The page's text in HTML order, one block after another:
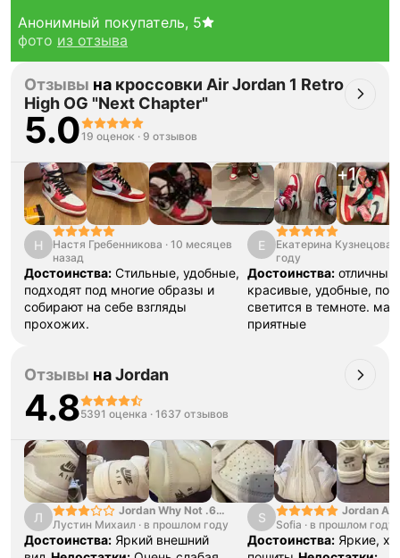
Тройная гарантия
оригинальности
Товар сертифицирован и опломбирован.
Проверяем на оригинальность
по 16 параметрам.
Если придёт подделка — вернём деньги
в трёхкратном размере.
Как мы провеяем товары
Анонимный покупатель, 5
фото из отзыва
Отзывы на кроссовки Air Jordan 1 Retro
High OG "Next Chapter"
5.019 оценок · 9 отзывов
+1
Н Настя Гребенникова · 10 месяцев
назад
Достоинства: Стильные, удобные,
подходят под многие образы и
собирают на себе взгляды
прохожих.
Е Екатерина Кузнецова
году
Достоинства:
красивые, удобные,
светится в темноте.
приятные
Отзывы наJordan
4.85391 оценка · 1637 отзывов
Л
Jordan Why Not .6
"Bright Crimson" PF
Лустин Михаил · в прошлом году
Достоинства: Яркий внешний
S
Jordan Air
SE "Turf
Sofia · в прошлом году
Достоинства: Яркие,